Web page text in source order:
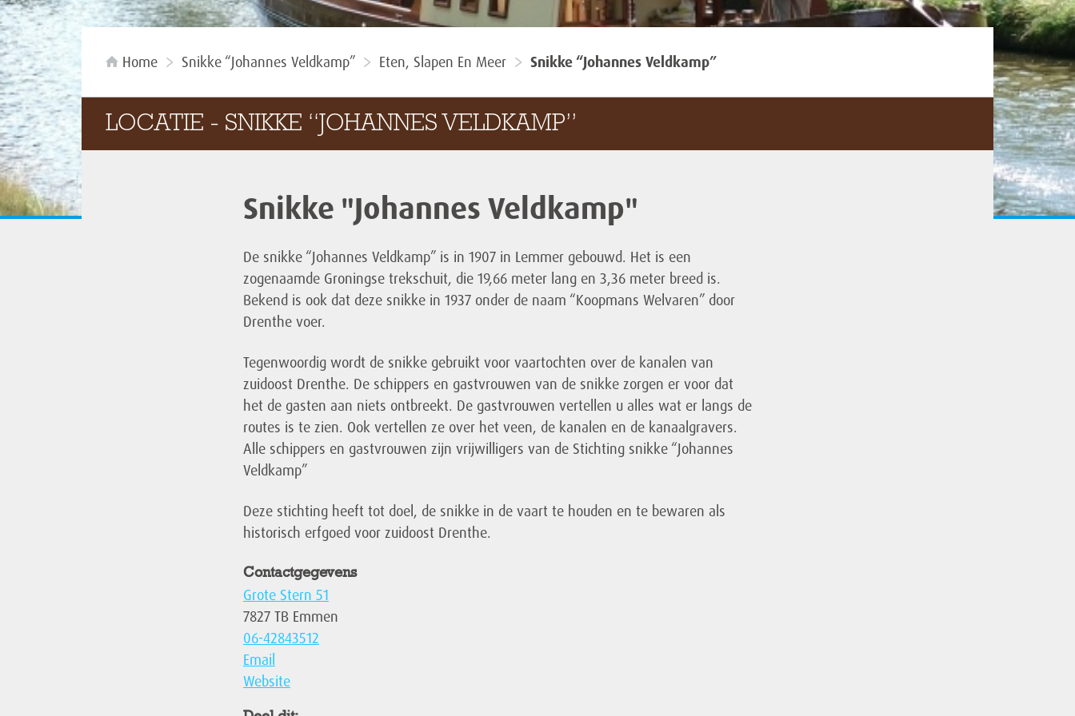
Home Snikke “Johannes Veldkamp” Eten, Slapen En Meer Snikke “Johannes Veldkamp”
LOCATIE - SNIKKE “JOHANNES VELDKAMP”
Snikke "Johannes Veldkamp"
De snikke “Johannes Veldkamp” is in 1907 in Lemmer gebouwd. Het is een
zogenaamde Groningse trekschuit, die 19,66 meter lang en 3,36 meter breed is.
Bekend is ook dat deze snikke in 1937 onder de naam “Koopmans Welvaren” door
Drenthe voer.
Tegenwoordig wordt de snikke gebruikt voor vaartochten over de kanalen van
zuidoost Drenthe. De schippers en gastvrouwen van de snikke zorgen er voor dat
het de gasten aan niets ontbreekt. De gastvrouwen vertellen u alles wat er langs de
routes is te zien. Ook vertellen ze over het veen, de kanalen en de kanaalgravers.
Alle schippers en gastvrouwen zijn vrijwilligers van de Stichting snikke “Johannes
Veldkamp”
Deze stichting heeft tot doel, de snikke in de vaart te houden en te bewaren als
historisch erfgoed voor zuidoost Drenthe.
Contactgegevens
Grote Stern 51
7827 TB Emmen
06-42843512
Email
Website